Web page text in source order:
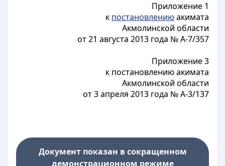
Приложение 1
к постановлениюакимата
Акмолинской области
от 21 августа 2013 года № А-7/357
Приложение 3
к постановлению акимата
Акмолинской области
от 3 апреля 2013 года № А-3/137
Документ показан в сокращенном
демонстрационном режиме